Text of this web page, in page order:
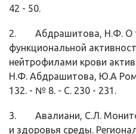
42 - 50.
2. Абдрашитова, Н.Ф. О
функциональной
нейтрофилами крови
Н.Ф. Аб­драшитова, Ю.А
132. - № 8. - С. 230 - 231.
3. Авалиани, С.Л.
и здоровья среды.